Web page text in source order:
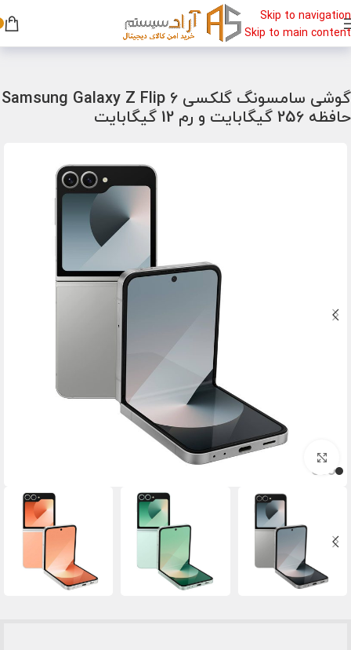
Skip to navigation
Skip to main content
خانه/گوشی/ گوشی سامسونگ
گوشی سامسونگ گلکسی Samsung Galaxy Z Flip 6
حافظه 256 گیگابایت و رم 12 گیگابایت
برای بزرگنمایی کلیک کنید